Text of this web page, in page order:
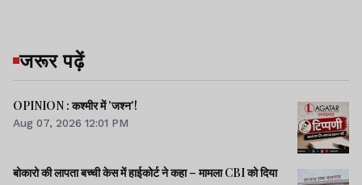
जरूर पढ़ें
OPINION : कश्मीर में 'जश्न'!
Aug 07, 2026 12:01 PM
बोकारो की लापता बच्ची केस में हाईकोर्ट ने कहा – मामला CBI को दिया